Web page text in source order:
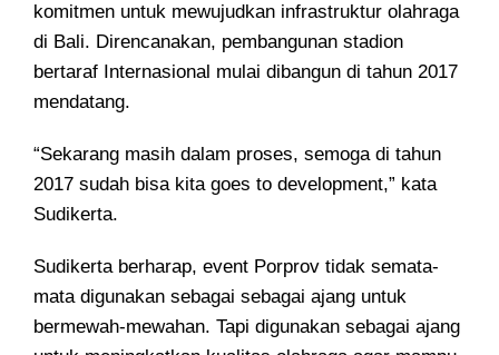
komitmen untuk mewujudkan infrastruktur olahraga
di Bali. Direncanakan, pembangunan stadion
bertaraf Internasional mulai dibangun di tahun 2017
mendatang.
“Sekarang masih dalam proses, semoga di tahun
2017 sudah bisa kita goes to development,” kata
Sudikerta.
Sudikerta berharap, event Porprov tidak semata-
mata digunakan sebagai sebagai ajang untuk
bermewah-mewahan. Tapi digunakan sebagai ajang